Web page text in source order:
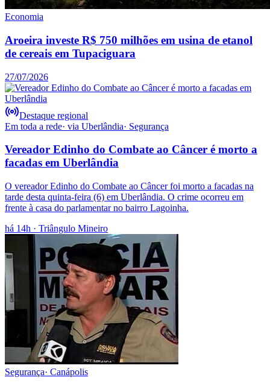
Economia
Aroeira investe R$ 750 milhões em usina de etanol
de cereais em Tupaciguara
27/07/2026
Destaque regional
Em toda a rede· via Uberlândia· Segurança
Vereador Edinho do Combate ao Câncer é morto a
facadas em Uberlândia
O vereador Edinho do Combate ao Câncer foi morto a facadas na
tarde desta quinta-feira (6) em Uberlândia. O crime ocorreu em
frente à casa do parlamentar no bairro Lagoinha.
há 14h · Triângulo Mineiro
Segurança· Canápolis